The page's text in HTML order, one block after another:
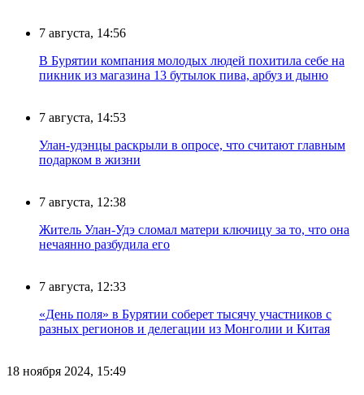
7 августа, 14:56
В Бурятии компания молодых людей похитила себе на
пикник из магазина 13 бутылок пива, арбуз и дыню
7 августа, 14:53
Улан-удэнцы раскрыли в опросе, что считают главным
подарком в жизни
7 августа, 12:38
Житель Улан-Удэ сломал матери ключицу за то, что она
нечаянно разбудила его
7 августа, 12:33
«День поля» в Бурятии соберет тысячу участников с
разных регионов и делегации из Монголии и Китая
18 ноября 2024, 15:49